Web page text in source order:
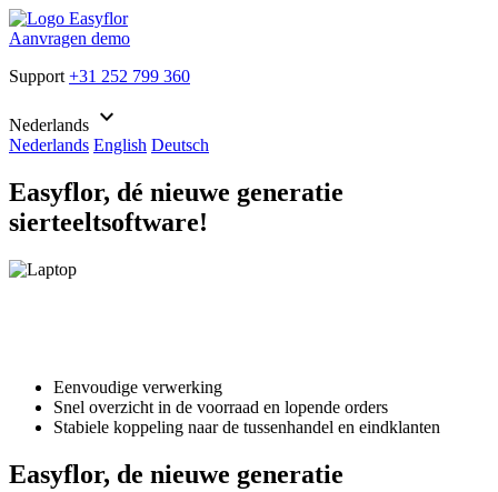
Aanvragen demo
Support +31 252 799 360
Nederlands keyboard_arrow_down
Nederlands English Deutsch
Easyflor, dé nieuwe generatie
sierteeltsoftware!
Eenvoudige verwerking
Snel overzicht in de voorraad en lopende orders
Stabiele koppeling naar de tussenhandel en eindklanten
Easyflor, de nieuwe generatie